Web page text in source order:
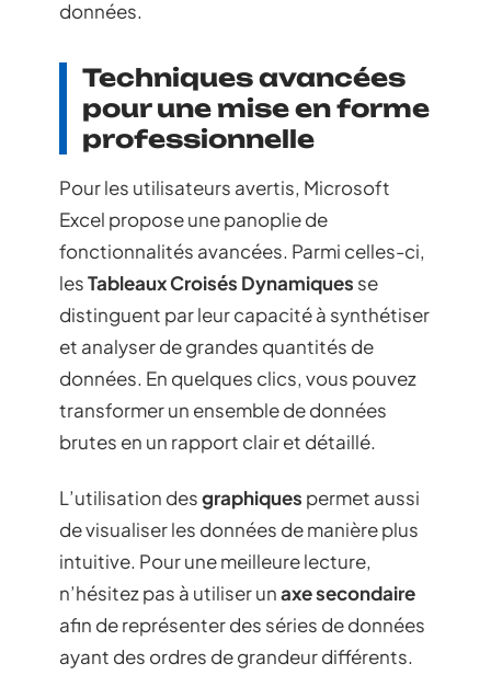
données.
Techniques avancées
pour une mise en forme
professionnelle
Pour les utilisateurs avertis, Microsoft
Excel propose une panoplie de
fonctionnalités avancées. Parmi celles-ci,
lesTableaux Croisés Dynamiques se
distinguent par leur capacité à synthétiser
et analyser de grandes quantités de
données. En quelques clics, vous pouvez
transformer un ensemble de données
brutes en un rapport clair et détaillé.
L’utilisation desgraphiques permet aussi
de visualiser les données de manière plus
intuitive. Pour une meilleure lecture,
n’hésitez pas à utiliser unaxe secondaire
afin de représenter des séries de données
ayant des ordres de grandeur différents.